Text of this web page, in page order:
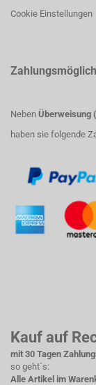
Cookie Einstellungen
Neben Überweisung
haben sie folgende
Kauf auf
mit 30 Tagen
so geht´s:
Alle Artikel im